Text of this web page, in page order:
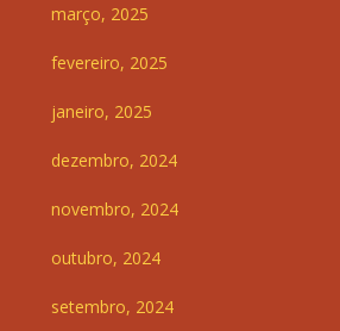
março, 2025
fevereiro, 2025
janeiro, 2025
dezembro, 2024
novembro, 2024
outubro, 2024
setembro, 2024